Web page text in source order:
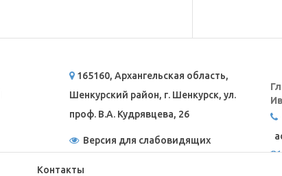
165160, Архангельская область,
Шенкурский район, г. Шенкурск, ул.
проф. В.А. Кудрявцева, 26
Версия для слабовидящих
Контакты